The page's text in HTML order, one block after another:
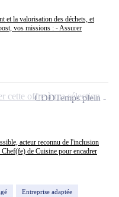
et la valorisation des déchets, et
vos missions : - Assurer
acteur reconnu de l'inclusion
de Cuisine pour encadrer
Entreprise adaptée
CDDTemps plein
cette offre à ma sélection